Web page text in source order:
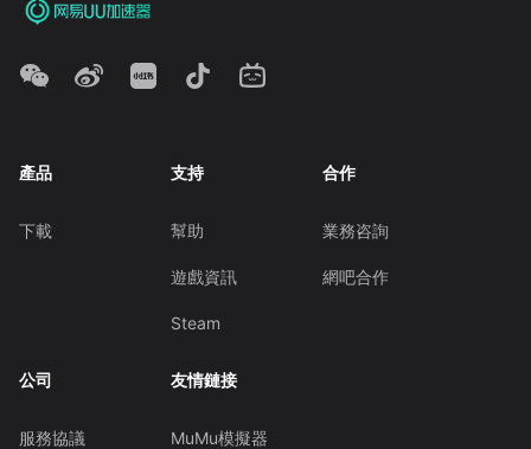
產品
下載
支持
幫助
遊戲資訊
Steam
合作
業務咨詢
網吧合作
公司
服務協議
友情鏈接
MuMu模擬器